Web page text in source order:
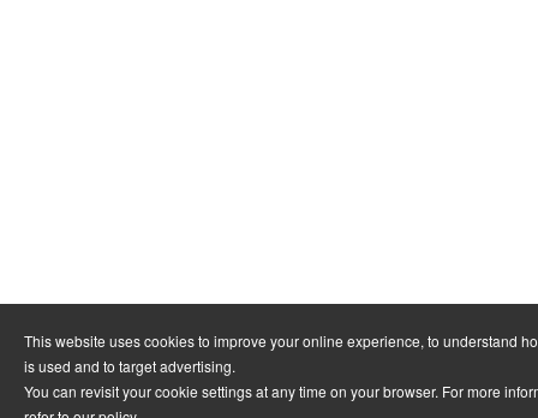
This website uses cookies to improve your online experience, to understand
is used and to target advertising.
You can revisit your cookie settings at any time on your browser. For more